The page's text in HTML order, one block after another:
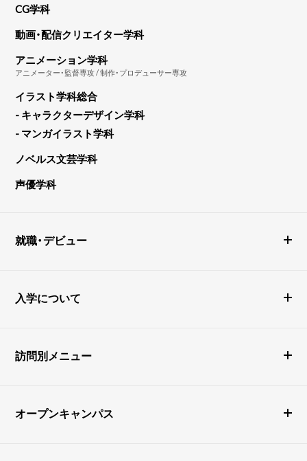
CG学科
動画・配信クリエイター学科
アニメーション学科
アニメーター・監督専攻 / 制作・プロデューサー専攻
イラスト学科総合
- キャラクターデザイン学科
- マンガイラスト学科
ノベルス文芸学科
声優学科
就職・デビュー
入学について
訪問別メニュー
オープンキャンパス